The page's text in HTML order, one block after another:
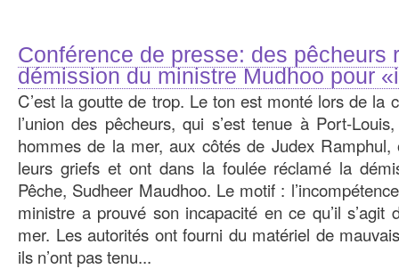
Conférence de presse: des pêcheurs
démission du ministre Mudhoo pour
C’est la goutte de trop. Le ton est monté lors de la
l’union des pêcheurs, qui s’est tenue à Port-
hommes de la mer, aux côtés de Judex
leurs griefs et ont dans la foulée réclamé la
Pêche, Sudheer Maudhoo. Le motif :
ministre a prouvé son incapacité en ce qu’il s’agit
mer. Les autorités ont fourni du matériel de
ils n’ont pas tenu...